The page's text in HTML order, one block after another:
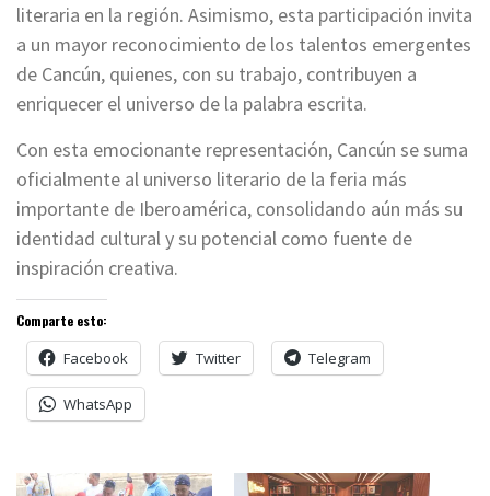
literaria en la región. Asimismo, esta participación invita
a un mayor reconocimiento de los talentos emergentes
de Cancún, quienes, con su trabajo, contribuyen a
enriquecer el universo de la palabra escrita.
Con esta emocionante representación, Cancún se suma
oficialmente al universo literario de la feria más
importante de Iberoamérica, consolidando aún más su
identidad cultural y su potencial como fuente de
inspiración creativa.
Comparte esto:
Facebook Twitter Telegram
WhatsApp